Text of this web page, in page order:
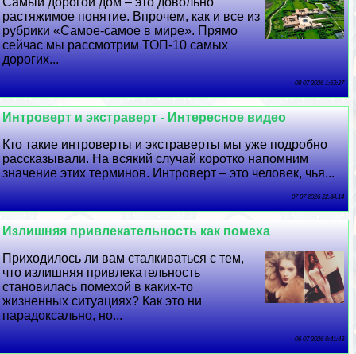
растяжимое понятие. Впрочем, как и все из
рубрики «Самое-самое в мире». Прямо
сейчас мы рассмотрим ТОП-10 самых
дорогих...
08 07 2026 1:53:27
Интроверт и экстраверт - Интересное видео
Кто такие интроверты и экстраверты мы уже подробно
рассказывали. На всякий случай коротко напомним
значение этих терминов. Интроверт – это человек, чья...
07 07 2026 22:34:14
Излишняя привлекательность как помеха
Приходилось ли вам сталкиваться с тем,
что излишняя привлекательность
становилась помехой в каких-то
жизненных ситуациях? Как это ни
парадоксально, но...
06 07 2026 0:41:43